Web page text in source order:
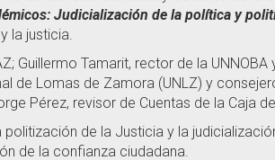
Judicialización de la política y
la justicia.
Guillermo Tamarit, rector de la
de Lomas de Zamora (UNLZ) y
Pérez, revisor de Cuentas de la Caja
de la Justicia y la
de la confianza ciudadana.